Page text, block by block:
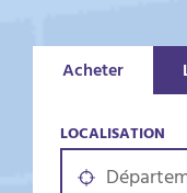
Acheter
LOCALISATION